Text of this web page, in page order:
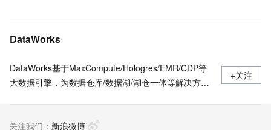
DataWorks
DataWorks基于MaxCompute/Hologres/EMR/CDP等
大数据引擎，为数据仓库/数据湖/湖仓一体等解决方案
阿里巴巴大数据建设方法论，同时与数万名政务/金融/
+关注
关注我们： 新浪微博